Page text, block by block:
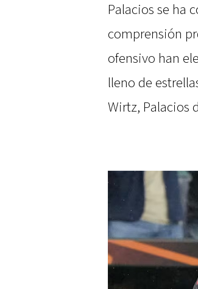
Palacios se ha
comprensión
ofensivo han
lleno de
Wirtz, Palacios